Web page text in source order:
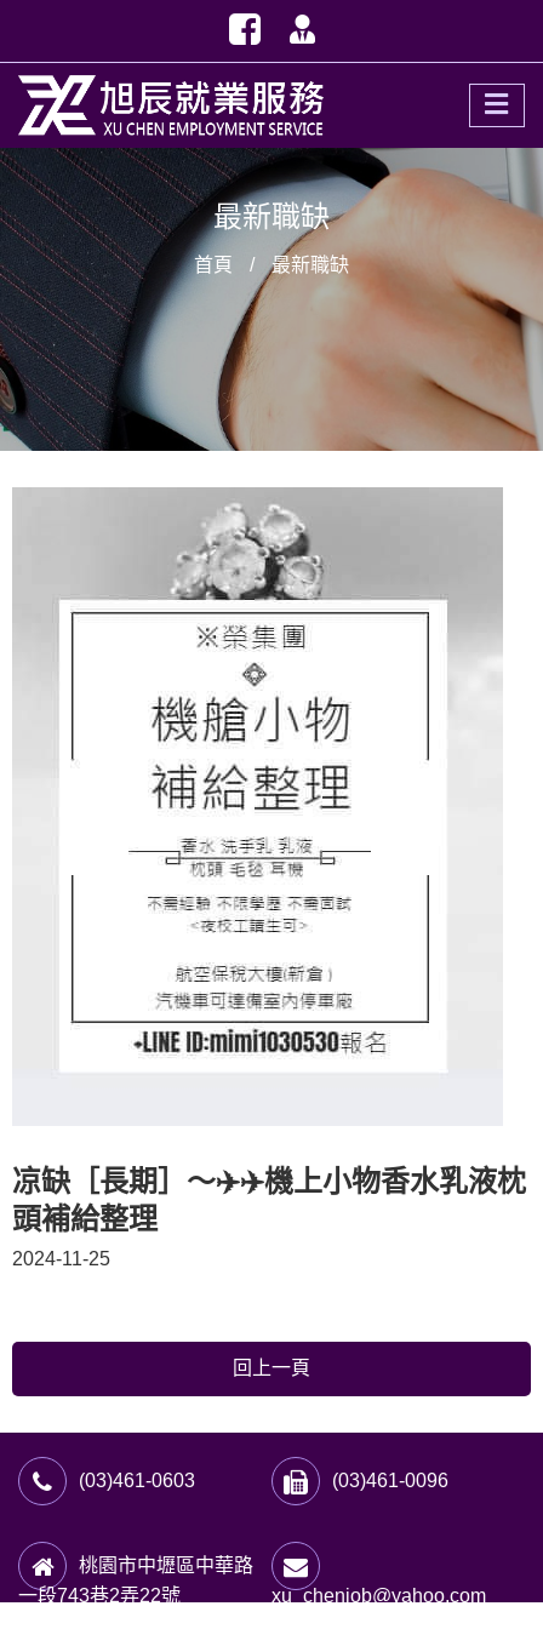
最新職缺
首頁 最新職缺
凉缺［長期］～✈️✈️機上小物香水乳液枕
頭補給整理
2024-11-25
回上一頁
(03)461-0603 (03)461-0096
桃園市中壢區中華路
一段743巷2弄22號
xu_chenjob@yahoo.com